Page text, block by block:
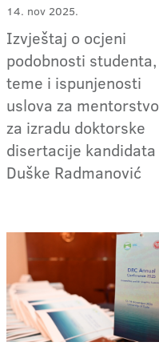
14. nov 2025.
Izvještaj o ocjeni
podobnosti studenta,
teme i ispunjenosti
uslova za mentorstvo
za izradu doktorske
disertacije kandidata
Duške Radmanović